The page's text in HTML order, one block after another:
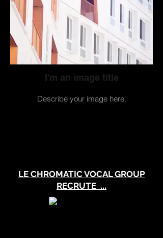
I'm an image title
Describe your image here.
LE CHROMATIC VOCAL GROUP
RECRUTE ...